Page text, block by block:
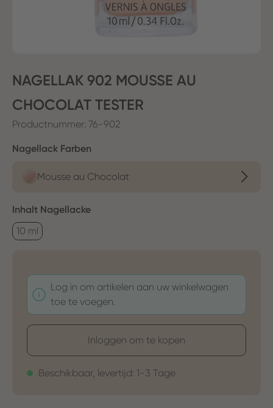
NAGELLAK 902 MOUSSE AU
CHOCOLAT TESTER
Productnummer: 76-902
Selecteer
Nagellack Farben
Mousse au Chocolat
Selecteer
Inhalt Nagellacke
10 ml
Log in om artikelen aan uw winkelwagen
toe te voegen.
Inloggen om te kopen
Beschikbaar, levertijd: 1-3 Tage